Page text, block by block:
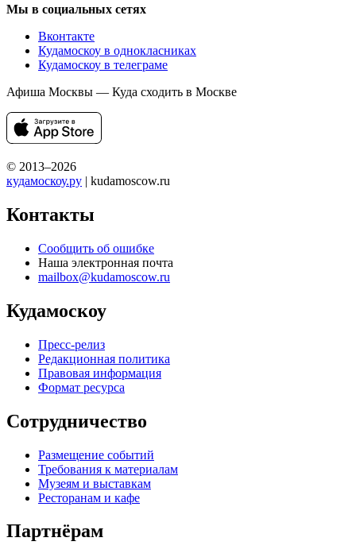
Мы в социальных сетях
Вконтакте
Кудамоскоу в однокласниках
Кудамоскоу в телеграме
Афиша Москвы — Куда сходить в Москве
© 2013–2026
кудамоскоу.ру | kudamoscow.ru
Контакты
Сообщить об ошибке
Наша электронная почта
mailbox@kudamoscow.ru
Кудамоскоу
Пресс-релиз
Редакционная политика
Правовая информация
Формат ресурса
Сотрудничество
Размещение событий
Требования к материалам
Музеям и выставкам
Ресторанам и кафе
Партнёрам